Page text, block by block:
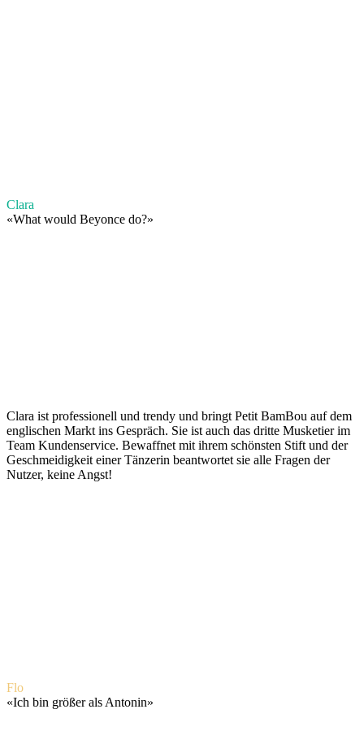
Clara
«What would Beyonce do?»
Clara ist professionell und trendy und bringt Petit BamBou auf dem
englischen Markt ins Gespräch. Sie ist auch das dritte Musketier im
Team Kundenservice. Bewaffnet mit ihrem schönsten Stift und der
Geschmeidigkeit einer Tänzerin beantwortet sie alle Fragen der
Nutzer, keine Angst!
Flo
«Ich bin größer als Antonin»